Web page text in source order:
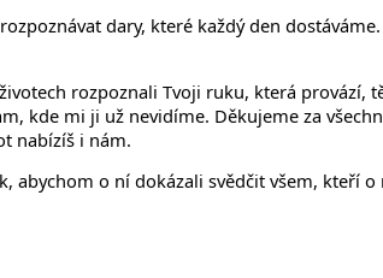
dary, které každý den
rozpoznali Tvoji ruku, která provází,
kde mi ji už nevidíme. Děkujeme za
nabízíš i nám.
abychom o ní dokázali svědčit všem, kteří